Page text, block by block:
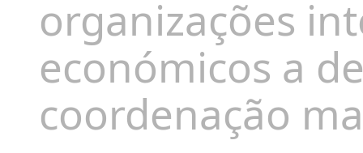
organizações
económicos a
coordenação